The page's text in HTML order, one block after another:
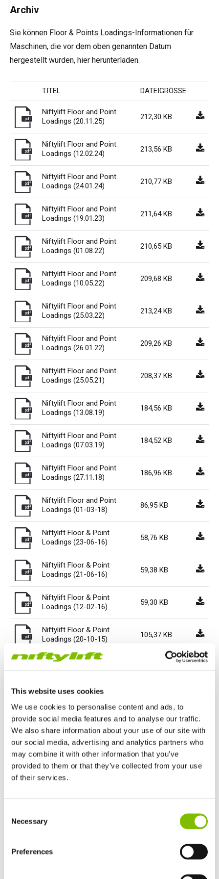
This website uses cookies
We use cookies to personalise content and ads, to
provide social media features and to analyse our traffic.
We also share information about your use of our site with
our social media, advertising and analytics partners who
may combine it with other information that you’ve
provided to them or that they’ve collected from your use
of their services.
Selection
Necessary
Preferences
HR17N
HR17E
HR21E
HR28 4x4
HR15 4x4
HR17N
HR17 4x4
HR28 4x4
HR17 4x4
HR21 4x4
SD210 4x4x4
Kettenantrieb
TD120TN
TD120T
TD150T
Gebrauchte Maschinen
Gen2 Hybrid
SiOPS
ToughCage-Technologie
Traktionsantrieb
Produkt-Updates
Niftylink-Unterstützung
NiftyPRO
Service & Ersatzteile
Kunden-Kommentare
Niftylift Händler
Blog
Bedingungen & Politiken
Archiv
Sie können Floor & Points Loadings-Informationen für
Maschinen, die vor dem oben genannten Datum
hergestellt wurden, hier herunterladen.
TITEL DATEIGRÖSSE
pdf
Niftylift Floor and Point
Loadings (20.11.25)
212,30 KB
pdf
Niftylift Floor and Point
Loadings (12.02.24)
213,56 KB
pdf
Niftylift Floor and Point
Loadings (24.01.24)
210,77 KB
pdf
Niftylift Floor and Point
Loadings (19.01.23)
211,64 KB
pdf
Niftylift Floor and Point
Loadings (01.08.22)
210,65 KB
pdf
Niftylift Floor and Point
Loadings (10.05.22)
209,68 KB
pdf
Niftylift Floor and Point
Loadings (25.03.22)
213,24 KB
pdf
Niftylift Floor and Point
Loadings (26.01.22)
209,26 KB
pdf
Niftylift Floor and Point
Loadings (25.05.21)
208,37 KB
pdf
Niftylift Floor and Point
Loadings (13.08.19)
184,56 KB
pdf
Niftylift Floor and Point
Loadings (07.03.19)
184,52 KB
pdf
Niftylift Floor and Point
Loadings (27.11.18)
186,96 KB
pdf
Niftylift Floor and Point
Loadings (01-03-18)
86,95 KB
pdf
Niftylift Floor & Point
Loadings (23-06-16)
58,76 KB
pdf
Niftylift Floor & Point
Loadings (21-06-16)
59,38 KB
pdf
Niftylift Floor & Point
Loadings (12-02-16)
59,30 KB
pdf
Niftylift Floor & Point
Loadings (20-10-15)
105,37 KB
Niftylift Floor & Point
Niftylift Floor & Point
Loadings (20-11-14)
pdf
Niftylift Floor & Point
Loadings (13-08-14)
60,06 KB
pdf
Niftylift Floor & Point
Loadings (08-05-14)
49,92 KB
Niftylift Floor & Point
Niftylift Floor & Point
Vereinigten Staaten von Amerika
Frankreich